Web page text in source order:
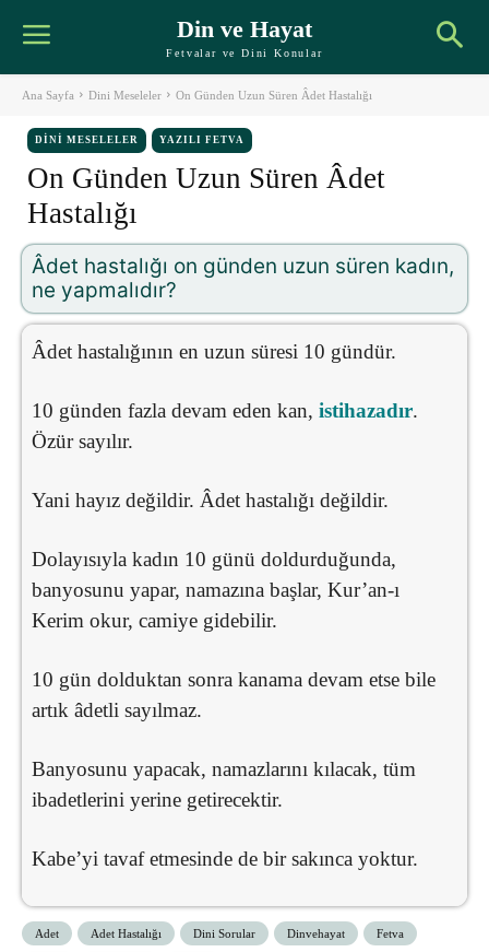
Din ve Hayat
Fetvalar ve Dini Konular
Ana Sayfa Dini Meseleler On Günden Uzun Süren Âdet Hastalığı
DINI MESELELER YAZILI FETVA
On Günden Uzun Süren Âdet
Hastalığı
Âdet hastalığı on günden uzun süren kadın,
ne yapmalıdır?
Âdet hastalığının en uzun süresi 10 gündür.
10 günden fazla devam eden kan, istihazadır.
Özür sayılır.
Yani hayız değildir. Âdet hastalığı değildir.
Dolayısıyla kadın 10 günü doldurduğunda,
banyosunu yapar, namazına başlar, Kur’an-ı
Kerim okur, camiye gidebilir.
10 gün dolduktan sonra kanama devam etse bile
artık âdetli sayılmaz.
Banyosunu yapacak, namazlarını kılacak, tüm
ibadetlerini yerine getirecektir.
Kabe’yi tavaf etmesinde de bir sakınca yoktur.
Adet Adet Hastalığı Dini Sorular Dinvehayat Fetva